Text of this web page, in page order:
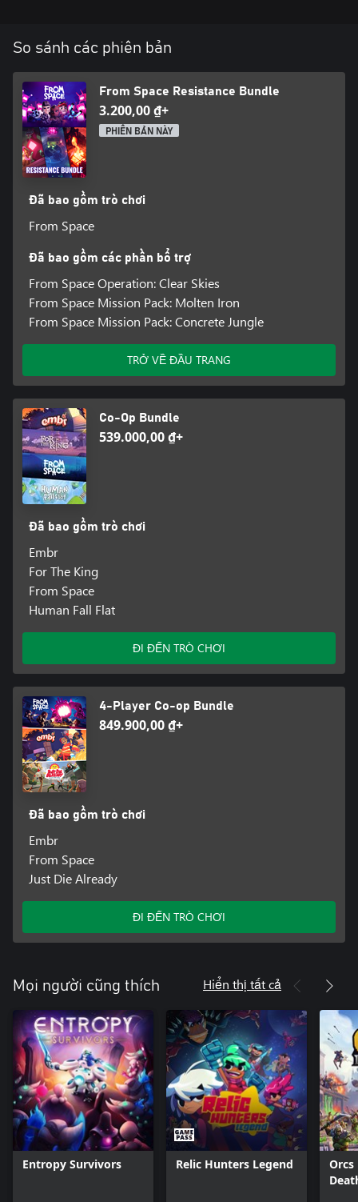
So sánh các phiên bản
From Space Resistance Bundle
3.200,00 ₫+
PHIÊN BẢN NÀY
Đã bao gồm trò chơi
From Space
Đã bao gồm các phần bổ trợ
From Space Operation: Clear Skies
From Space Mission Pack: Molten Iron
From Space Mission Pack: Concrete Jungle
TRỞ VỀ ĐẦU TRANG
Co-Op Bundle
539.000,00 ₫+
Đã bao gồm trò chơi
Embr
For The King
From Space
Human Fall Flat
ĐI ĐẾN TRÒ CHƠI
4-Player Co-op Bundle
849.900,00 ₫+
Đã bao gồm trò chơi
Embr
From Space
Just Die Already
ĐI ĐẾN TRÒ CHƠI
Mọi người cũng thích Hiển thị tất cả
Entropy Survivors Relic Hunters Legend
Orcs